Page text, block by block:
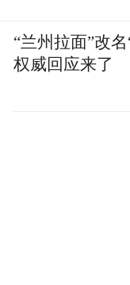
“兰州拉面”改名
权威回应来了